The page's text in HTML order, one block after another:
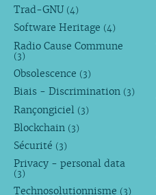
Trad-GNU (4)
Software Heritage (4)
Radio Cause Commune
(3)
Obsolescence (3)
Biais - Discrimination (3)
Rançongiciel (3)
Blockchain (3)
Sécurité (3)
Privacy - personal data
(3)
Technosolutionnisme (3)